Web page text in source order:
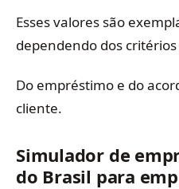
Esses valores são
dependendo dos
Do empréstimo e do
cliente.
Simulador de
do Brasil para